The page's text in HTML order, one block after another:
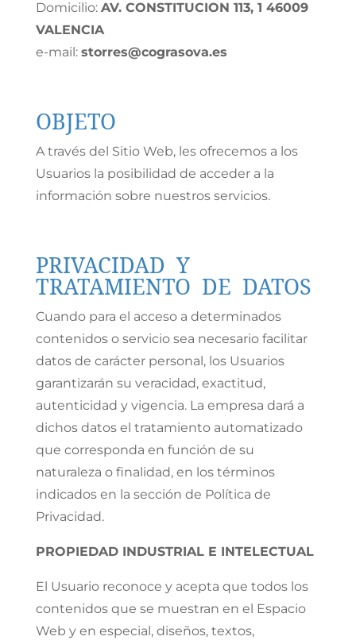
Domicilio: AV. CONSTITUCION 113, 1 46009
VALENCIA
e-mail: storres@cograsova.es
OBJETO
A través del Sitio Web, les ofrecemos a los
Usuarios la posibilidad de acceder a la
información sobre nuestros servicios.
PRIVACIDAD Y
TRATAMIENTO DE DATOS
Cuando para el acceso a determinados
contenidos o servicio sea necesario facilitar
datos de carácter personal, los Usuarios
garantizarán su veracidad, exactitud,
autenticidad y vigencia. La empresa dará a
dichos datos el tratamiento automatizado
que corresponda en función de su
naturaleza o finalidad, en los términos
indicados en la sección de Política de
Privacidad.
PROPIEDAD INDUSTRIAL E INTELECTUAL
El Usuario reconoce y acepta que todos los
contenidos que se muestran en el Espacio
Web y en especial, diseños, textos,